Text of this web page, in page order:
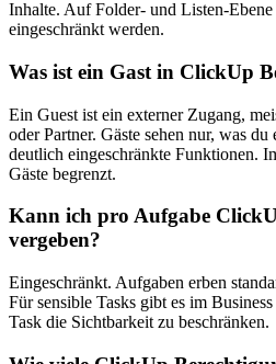
Inhalte. Auf Folder- und Listen-
eingeschränkt werden.
Was ist ein Gast in ClickUp
Ein Guest ist ein externer Zugang,
oder Partner. Gäste sehen nur, was
deutlich eingeschränkte Funktionen.
Gäste begrenzt.
Kann ich pro Aufgabe
vergeben?
Eingeschränkt. Aufgaben erben
Für sensible Tasks gibt es im
Task die Sichtbarkeit zu beschränken.